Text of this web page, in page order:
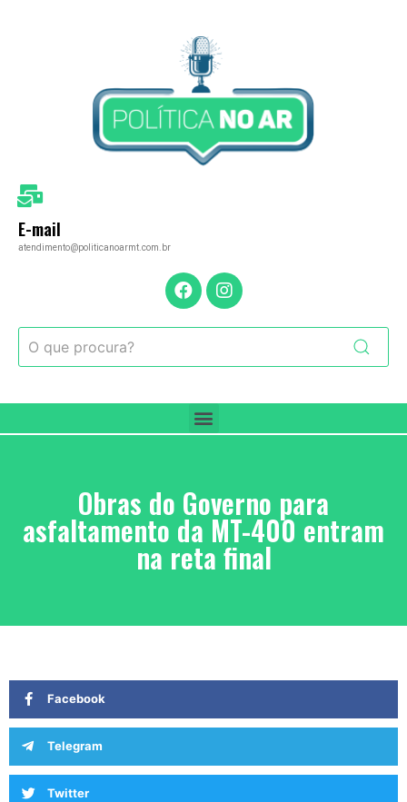
E-mail
atendimento@politicanoarmt.com.br
Obras do Governo para
asfaltamento da MT-400 entram
na reta final
Facebook
Telegram
Twitter